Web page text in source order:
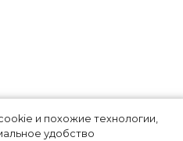
и похожие технологии,
удобство
Алтай стал новой